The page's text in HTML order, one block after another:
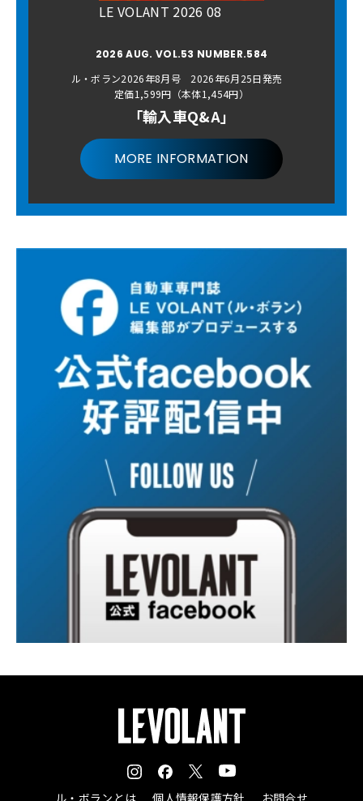
LE VOLANT 2026 08
2026 AUG. VOL.53 NUMBER.584
ル・ボラン2026年8月号 2026年6月25日発売
定価1,599円（本体1,454円）
「輸入車Q&A」
MORE INFORMATION
ル・ボランとは 個人情報保護方針 お問合せ